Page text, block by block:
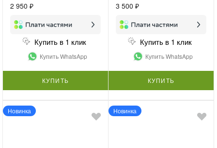
2 950 ₽
Купить в 1 клик
Купить WhatsApp
КУПИТЬ
3 500 ₽
Купить в 1 клик
Купить WhatsApp
КУПИТЬ
Новинка Новинка